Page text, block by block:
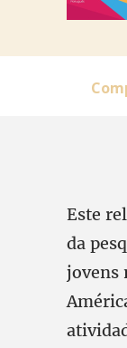
Este
da
jovens